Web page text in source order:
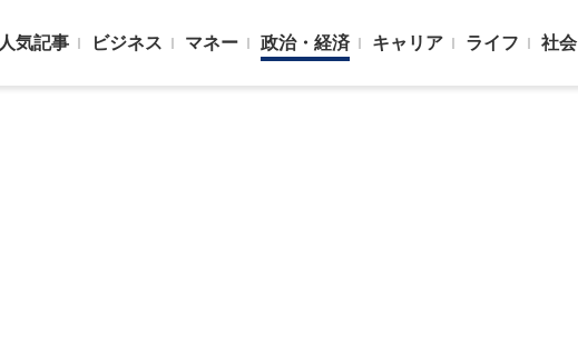
人気記事 ビジネス マネー 政治・経済 キャリア ライフ 社会